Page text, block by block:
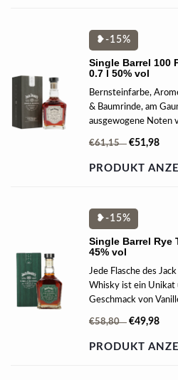
❥-15%
Single Barrel 100
0.7 l 50% vol
Bernsteinfarbe,
& Baumrinde, am
ausgewogene Noten
rassiger, dann warmer
€61,15 €51,98
PRODUKT
❥-15%
Single Barrel Rye
45% vol
Jede Flasche des
Whisky ist ein Unikat
Geschmack von
€58,80 €49,98
PRODUKT